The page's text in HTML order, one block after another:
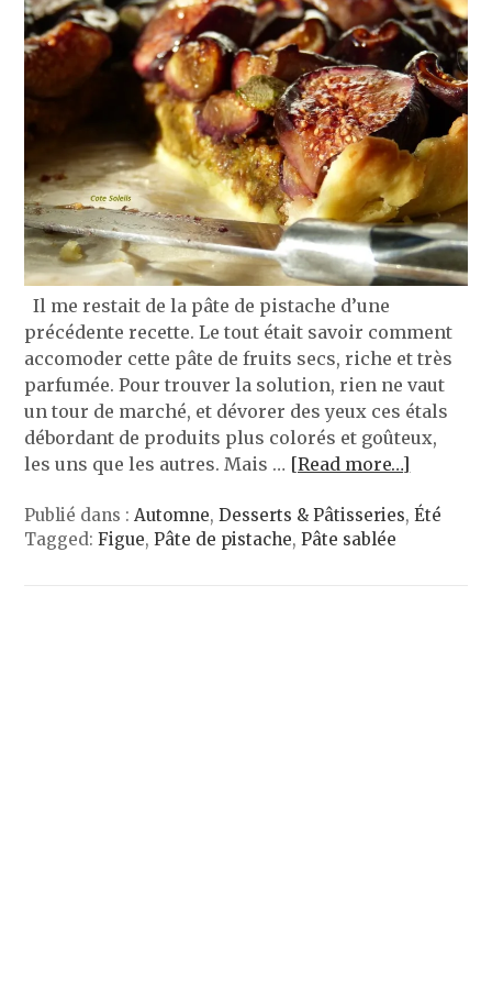
Il me restait de la pâte de pistache d’une
précédente recette. Le tout était savoir comment
accomoder cette pâte de fruits secs, riche et très
parfumée. Pour trouver la solution, rien ne vaut
un tour de marché, et dévorer des yeux ces étals
débordant de produits plus colorés et goûteux,
les uns que les autres. Mais … [Read more…]
Publié dans : Automne,Desserts & Pâtisseries,Été
Tagged:Figue,Pâte de pistache,Pâte sablée